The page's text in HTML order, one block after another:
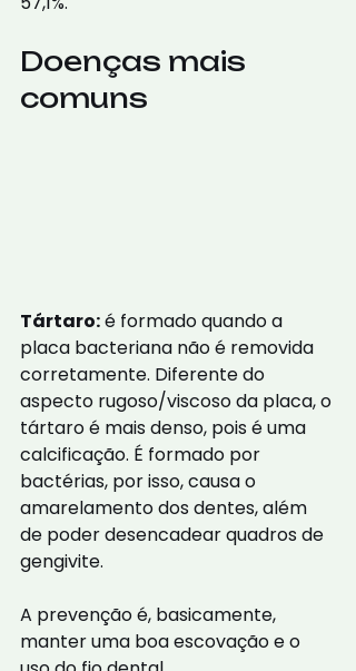
Doenças mais
comuns
Tártaro: é formado quando a
placa bacteriana não é removida
corretamente. Diferente do
aspecto rugoso/viscoso da placa, o
tártaro é mais denso, pois é uma
calcificação. É formado por
bactérias, por isso, causa o
amarelamento dos dentes, além
de poder desencadear quadros de
gengivite.
A prevenção é, basicamente,
manter uma boa escovação e o